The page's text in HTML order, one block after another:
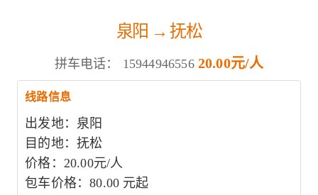
泉阳 → 抚松
拼车电话： 15944946556 20.00元/人
线路信息
出发地：泉阳
目的地：抚松
价格：20.00元/人
包车价格：80.00 元起